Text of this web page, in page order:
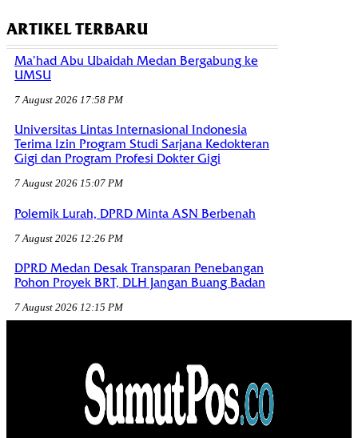
ARTIKEL TERBARU
Ma’had Abu Ubaidah Medan Bergabung ke
UMSU
7 August 2026 17:58 PM
Universitas Lintas Internasional Indonesia
Terima Izin Program Studi Sarjana Kedokteran
Gigi dan Program Profesi Dokter Gigi
7 August 2026 15:07 PM
Polemik Lurah, DPRD Minta ASN Berbenah
7 August 2026 12:26 PM
DPRD Medan Desak Transparan Penebangan
Pohon Proyek BRT, DLH Jangan Buang Badan
7 August 2026 12:15 PM